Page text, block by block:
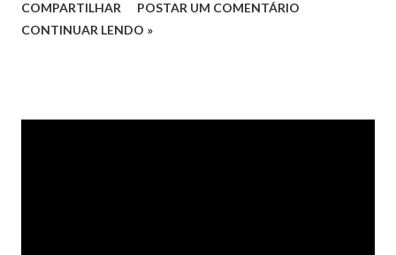
Estado de Minas Gerais (TJ-MG) remanejasse valores
COMPARTILHAR
POSTAR UM COMENTÁRIO
CONTINUAR LENDO »